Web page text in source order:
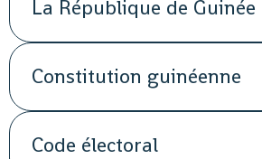
La République de Guinée
Constitution guinéenne
Code électoral